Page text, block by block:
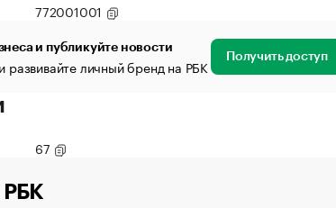
772001001
и публикуйте новости
развивайте личный бренд на РБК Получить доступ
67
РБК